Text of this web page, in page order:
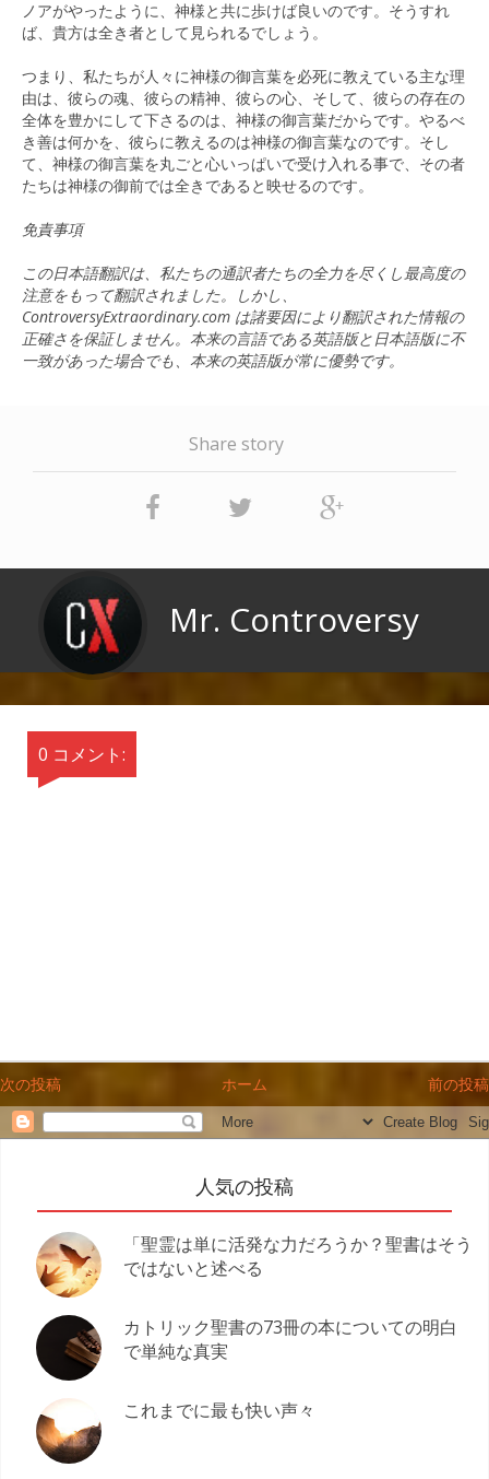
ノアがやったように、神様と共に歩けば良いのです。そうすれ
ば、貴方は全き者として見られるでしょう。
つまり、私たちが人々に神様の御言葉を必死に教えている主な理
由は、彼らの魂、彼らの精神、彼らの心、そして、彼らの存在の
全体を豊かにして下さるのは、神様の御言葉だからです。やるべ
き善は何かを、彼らに教えるのは神様の御言葉なのです。そし
て、神様の御言葉を丸ごと心いっぱいで受け入れる事で、その者
たちは神様の御前では全きであると映せるのです。
免責事項
この日本語翻訳は、私たちの通訳者たちの全力を尽くし最高度の
注意をもって翻訳されました。しかし、
ControversyExtraordinary.com は諸要因により翻訳された情報の
正確さを保証しません。本来の言語である英語版と日本語版に不
一致があった場合でも、本来の英語版が常に優勢です。
Share story
Mr. Controversy
0 コメント:
次の投稿 ホーム 前の投稿
人気の投稿
「聖霊は単に活発な力だろうか？聖書はそう
ではないと述べる
カトリック聖書の73冊の本についての明白
で単純な真実
これまでに最も快い声々